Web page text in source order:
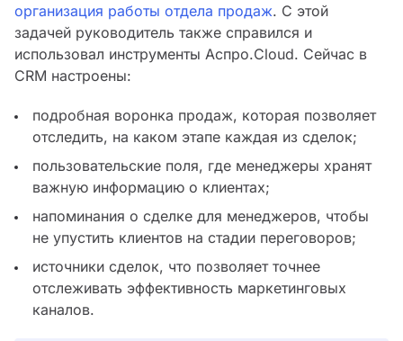
организация работы отдела продаж. С этой
задачей руководитель также справился и
использовал инструменты Аспро.Cloud. Сейчас в
CRM настроены:
подробная воронка продаж, которая позволяет
отследить, на каком этапе каждая из сделок;
пользовательские поля, где менеджеры хранят
важную информацию о клиентах;
напоминания о сделке для менеджеров, чтобы
не упустить клиентов на стадии переговоров;
источники сделок, что позволяет точнее
отслеживать эффективность маркетинговых
каналов.